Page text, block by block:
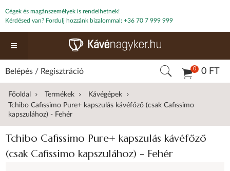
Cégek és magánszemélyek is rendelhetnek!
Kérdésed van? Fordulj hozzánk bizalommal: +36 70 7 999 999
0 0 FT
Belépés / Regisztráció
Főoldal Termékek
Kávégépek
Tchibo Cafissimo Pure+ kapszulás kávéfőző (csak Cafissimo
kapszulához) - Fehér
Tchibo Cafissimo Pure+ kapszulás kávéfőző
(csak Cafissimo kapszulához) - Fehér